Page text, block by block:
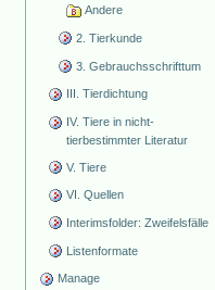
Andere
2. Tierkunde
3. Gebrauchsschrifttum
III. Tierdichtung
IV. Tiere in nicht-
tierbestimmter Literatur
V. Tiere
VI. Quellen
Interimsfolder: Zweifelsfälle
Listenformate
Manage